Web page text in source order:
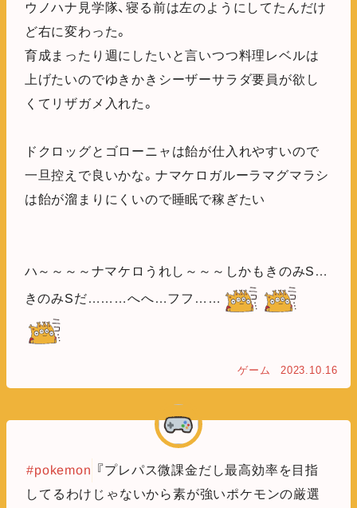
ウノハナ見学隊、寝る前は左のようにしてたんだけ
ど右に変わった。
育成まったり週にしたいと言いつつ料理レベルは
上げたいのでゆきかきシーザーサラダ要員が欲し
くてリザガメ入れた。
ドクロッグとゴローニャは飴が仕入れやすいので
一旦控えで良いかな。ナマケロガルーラマグマラシ
は飴が溜まりにくいので睡眠で稼ぎたい
ハ～～～～ナマケロうれし～～～しかもきのみS…
きのみSだ………へへ…フフ……
ゲーム 2023.10.16
#pokemon 『プレパス微課金だし最高効率を目指
してるわけじゃないから素が強いポケモンの厳選